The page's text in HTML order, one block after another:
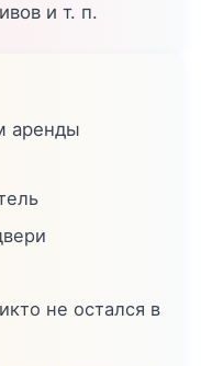
и т. п.
аренды
не остался в